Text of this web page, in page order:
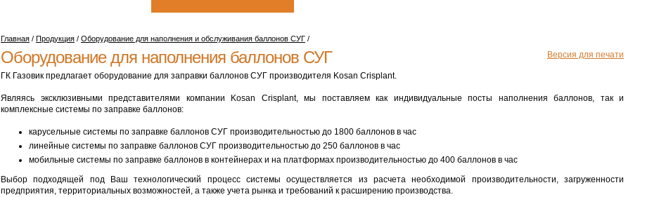
Главная / Продукция / Оборудование для наполнения и обслуживания баллонов СУГ /
Версия для печати
Оборудование для наполнения баллонов СУГ
ГК Газовик предлагает оборудование для заправки баллонов СУГ производителя Kosan Crisplant.
Являясь эксклюзивными представителями компании Kosan Crisplant, мы поставляем как индивидуальные посты наполнения баллонов, так и
комплексные системы по заправке баллонов:
карусельные системы по заправке баллонов СУГ производительностью до 1800 баллонов в час
линейные системы по заправке баллонов СУГ производительностью до 250 баллонов в час
мобильные системы по заправке баллонов в контейнерах и на платформах производительностью до 400 баллонов в час
Выбор подходящей под Ваш технологический процесс системы осуществляется из расчета необходимой производительности, загруженности
предприятия, территориальных возможностей, а также учета рынка и требований к расширению производства.